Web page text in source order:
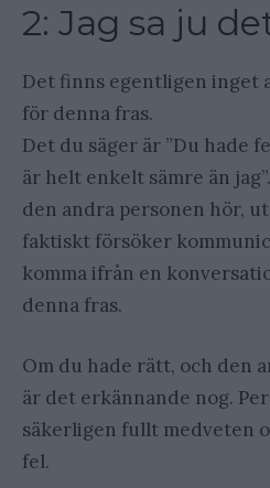
2: Jag sa ju
Det finns egentligen inget
för denna fras.
Det du säger är ”Du hade
är helt enkelt sämre än
den andra personen hör,
faktiskt försöker
komma ifrån en
denna fras.
Om du hade rätt, och den
är det erkännande nog.
säkerligen fullt medveten
fel.